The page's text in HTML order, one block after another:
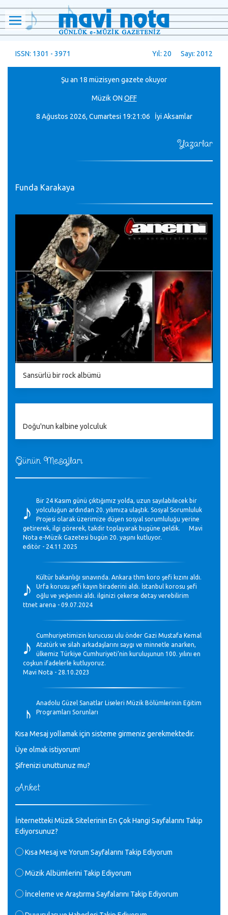
ISSN: 1301 - 3971 Yıl: 20 Sayı: 2012
Şu an 18 müzisyen gazete okuyor
MüzikON OFF
8 Ağustos 2026, Cumartesi 19:21:07 İyi Aksamlar
Günün Mesajları
♪
Bir 24 Kasım günü çıktığımız yolda, uzun sayılabilecek bir
yolculuğun ardından 20. yılımıza ulaştık. Sosyal Sorumluluk
Projesi olarak üzerimize düşen sosyal sorumluluğu yerine
getirerek, ilgi görerek, takdir toplayarak bugüne geldik. Mavi
Nota e-Müzik Gazetesi bugün 20. yaşını kutluyor.
editör - 24.11.2025
♪
Kültür bakanlığı sınavında. Ankara thm koro şefi kızını aldı.
Urfa korusu şefi kayın biraderini aldı. İstanbul korosu şefi
oğlu ve yeğenini aldı. ilginizi çekerse detay verebilirim
ttnet arena - 09.07.2024
♪
Cumhuriyetimizin kurucusu ulu önder Gazi Mustafa Kemal
Atatürk ve silah arkadaşlarını saygı ve minnetle anarken,
ülkemiz Türkiye Cumhuriyeti’nin kuruluşunun 100. yılını en
coşkun ifadelerle kutluyoruz.
Mavi Nota - 28.10.2023
♪
Anadolu Güzel Sanatlar Liseleri Müzik Bölümlerinin Eğitim
Programları Sorunları
♪
GEÇMİŞ OLSUN TÜRKİYE!
Mavi Nota - 07.02.2023
♪
30 yıl sonra karşılaşmak çok güzel Kurtuluş, teveccüh
M.Semih Baylan - 08.01.2023
♪
Değerli Müfit hocama en içten sevgi saygılarımı iletin
yaptım.1994 yılında derginin bu daldaki ödülüne layık
görülmüştüm evde yıllar sonra plaketi buldum hadi bir
de verdiği ödülü değerli hocam arşivinde fotoğraf larımız ile
Kısa Mesaj yollamak için sisteme girmeniz gerekmektedir.
Üye olmak istiyorum!
Şifrenizi unuttunuz mu?
Anket
İnternetteki Müzik Sitelerinin En Çok Hangi Sayfalarını Takip
Ediyorsunuz?
Kısa Mesaj ve Yorum Sayfalarını Takip Ediyorum
Müzik Albümlerini Takip Ediyorum
İnceleme ve Araştırma Sayfalarını Takip Ediyorum
Yazarlar
Funda Karakaya
Sansürlü bir rock albümü
Doğu'nun kalbine yolculuk